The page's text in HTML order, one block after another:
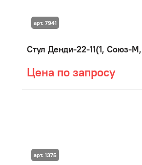
Стул Денди-22-11(1, Союз-
Цена по запросу
арт. 7941
арт. 1375